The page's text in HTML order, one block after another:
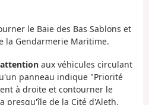
le Baie des Bas Sablons et
la Gendarmerie Maritime.
attention aux véhicules circulant
panneau indique "Priorité
à droite et contourner le
presqu'île de la Cité d'Aleth.